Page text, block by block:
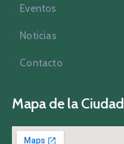
Eventos
Noticias
Contacto
Mapa de la Ciudad